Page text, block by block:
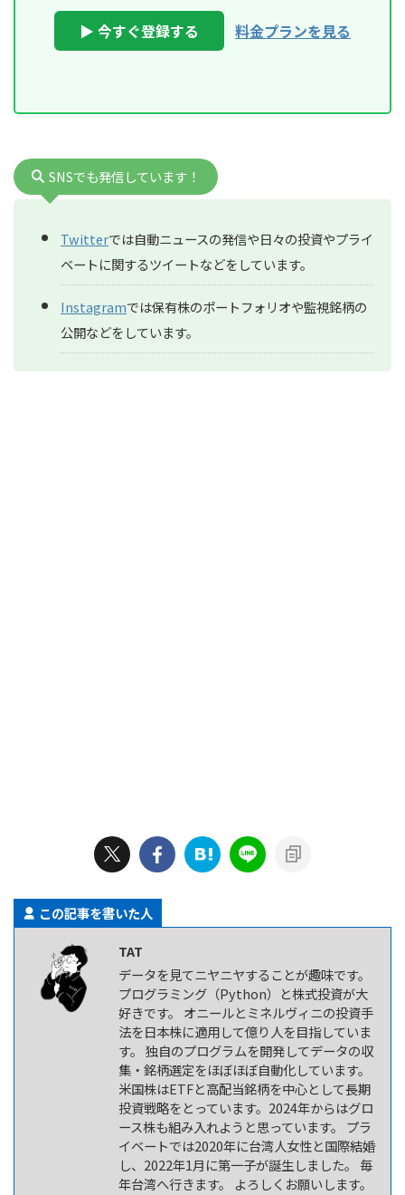
▶ 今すぐ登録する 料金プランを見る
SNSでも発信しています！
Twitterでは自動ニュースの発信や日々の投資やプライ
ベートに関するツイートなどをしています。
Instagramでは保有株のポートフォリオや監視銘柄の
公開などをしています。
この記事を書いた人
TAT
データを見てニヤニヤすることが趣味です。
プログラミング（Python）と株式投資が大
好きです。 オニールとミネルヴィニの投資手
法を日本株に適用して億り人を目指していま
す。 独自のプログラムを開発してデータの収
集・銘柄選定をほぼほぼ自動化しています。
米国株はETFと高配当銘柄を中心として長期
投資戦略をとっています。2024年からはグロ
ース株も組み入れようと思っています。 プラ
イベートでは2020年に台湾人女性と国際結婚
し、2022年1月に第一子が誕生しました。 毎
年台湾へ行きます。 よろしくお願いします。